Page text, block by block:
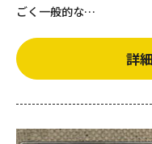
ごく一般的な…
詳